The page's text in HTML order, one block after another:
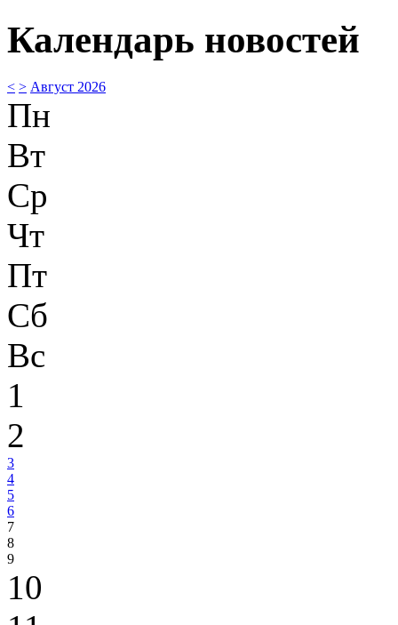
Календарь новостей
< > Август 2026
Пн
Вт
Ср
Чт
Пт
Сб
Вс
1
2
3
4
5
6
7
8
9
10